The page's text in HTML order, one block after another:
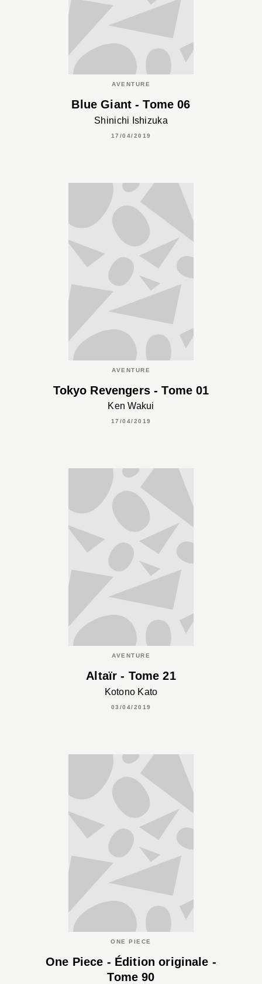
AVENTURE
Blue Giant - Tome 06
Shinichi Ishizuka
17/04/2019
AVENTURE
Tokyo Revengers - Tome 01
Ken Wakui
17/04/2019
AVENTURE
Altaïr - Tome 21
Kotono Kato
03/04/2019
ONE PIECE
One Piece - Édition originale -
Tome 90